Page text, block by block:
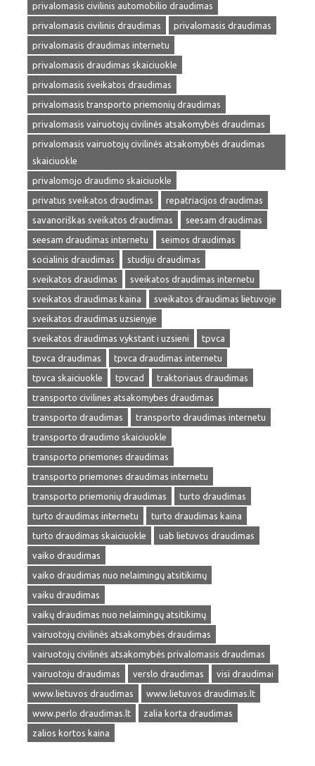
privalomasis civilinis automobilio draudimas
privalomasis civilinis draudimas
privalomasis draudimas
privalomasis draudimas internetu
privalomasis draudimas skaiciuokle
privalomasis sveikatos draudimas
privalomasis transporto priemonių draudimas
privalomasis vairuotojų civilinės atsakomybės draudimas
privalomasis vairuotojų civilinės atsakomybės draudimas
skaiciuokle
privalomojo draudimo skaiciuokle
privatus sveikatos draudimas
repatriacijos draudimas
savanoriškas sveikatos draudimas
seesam draudimas
seesam draudimas internetu
seimos draudimas
socialinis draudimas
studiju draudimas
sveikatos draudimas
sveikatos draudimas internetu
sveikatos draudimas kaina
sveikatos draudimas lietuvoje
sveikatos draudimas uzsienyje
sveikatos draudimas vykstant i uzsieni
tpvca
tpvca draudimas
tpvca draudimas internetu
tpvca skaiciuokle
tpvcad
traktoriaus draudimas
transporto civilines atsakomybes draudimas
transporto draudimas
transporto draudimas internetu
transporto draudimo skaiciuokle
transporto priemones draudimas
transporto priemones draudimas internetu
transporto priemonių draudimas
turto draudimas
turto draudimas internetu
turto draudimas kaina
turto draudimas skaiciuokle
uab lietuvos draudimas
vaiko draudimas
vaiko draudimas nuo nelaimingų atsitikimų
vaiku draudimas
vaikų draudimas nuo nelaimingų atsitikimų
vairuotojų civilinės atsakomybės draudimas
vairuotojų civilinės atsakomybės privalomasis draudimas
vairuotoju draudimas
verslo draudimas
visi draudimai
www.lietuvos draudimas
www.lietuvos draudimas.lt
www.perlo draudimas.lt
zalia korta draudimas
zalios kortos kaina